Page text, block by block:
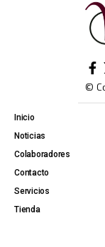
©
Inicio
Noticias
Colaboradores
Contacto
Servicios
Tienda